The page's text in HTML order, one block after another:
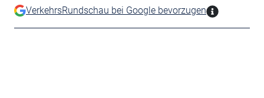
VerkehrsRundschau bei Google bevorzugen